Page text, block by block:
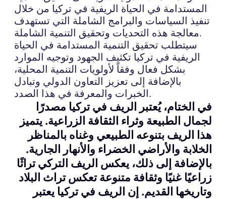
المستدامة في الحياة الريفية في تركيا من خلال
تنفيذ السياسات والبرامج الشاملة التي تستهدف
معالجة هذه التحديات وتحقيق التنمية الشاملة.
سيتطلب تحقيق التنمية المستدامة في الحياة
الريفية في تركيا تكثيف الجهود وتوجيه الموارد
بشكل فعال وفقاً لأولويات التنمية المحلية،
بالإضافة إلى تعزيز التعاون الدولي وتبادل
الخبرات والمعرفة في هذا الصدد.
في الختام، يُعتبر الريف في تركيا مصدرًا
لجمال الطبيعة وثراء الثقافة الزراعية. يتميز
هذا الريف بتنوعه الطبيعي وغناه بالمناظر
الخلابة والأراضي الخضراء والأنهار الجارية.
بالإضافة إلى ذلك، يعكس الريف التركي تراثًا
زراعيًا غنيًا وثقافة متنوعة تعكس تراث البلاد
وتاريخها القديم. إن الريف في تركيا يعتبر